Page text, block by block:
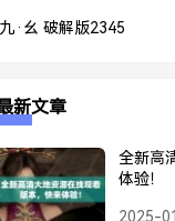
九·幺 破解版2345
新文章
全新高
体验！
2025-